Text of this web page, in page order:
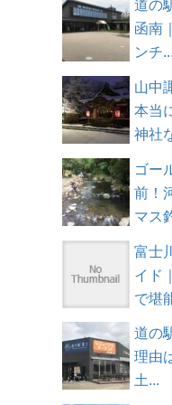
道の
函南
ンチ...
山中
本当
神社
ゴー
前！
マス
富士
イド
で堪
道の
理由
土...